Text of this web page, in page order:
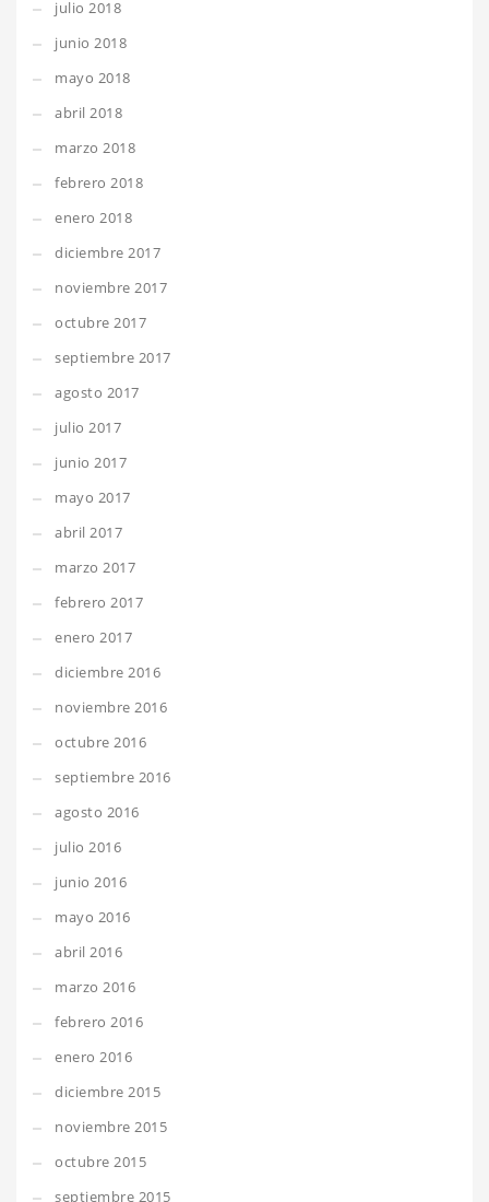
julio 2018
junio 2018
mayo 2018
abril 2018
marzo 2018
febrero 2018
enero 2018
diciembre 2017
noviembre 2017
octubre 2017
septiembre 2017
agosto 2017
julio 2017
junio 2017
mayo 2017
abril 2017
marzo 2017
febrero 2017
enero 2017
diciembre 2016
noviembre 2016
octubre 2016
septiembre 2016
agosto 2016
julio 2016
junio 2016
mayo 2016
abril 2016
marzo 2016
febrero 2016
enero 2016
diciembre 2015
noviembre 2015
octubre 2015
septiembre 2015